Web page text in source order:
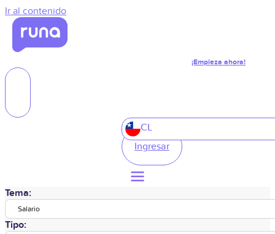
Ir al contenido
¡Empieza ahora!
CL
Ingresar
Tema:
Salario
Tipo: